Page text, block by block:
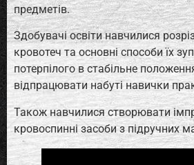
предметів.
Здобувачі освіти навчилися
кровотеч та основні способи їх
потерпілого в стабільне
відпрацювати набуті навички
Також навчилися створювати
кровоспинні засоби з підручних